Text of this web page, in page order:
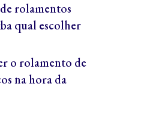
rolamentos
qual escolher
o rolamento de
na hora da